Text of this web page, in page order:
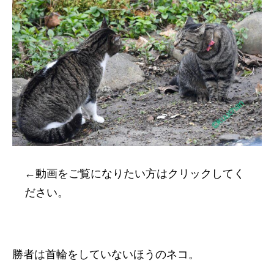
←動画をご覧になりたい方はクリックしてく
ださい。
勝者は首輪をしていないほうのネコ。